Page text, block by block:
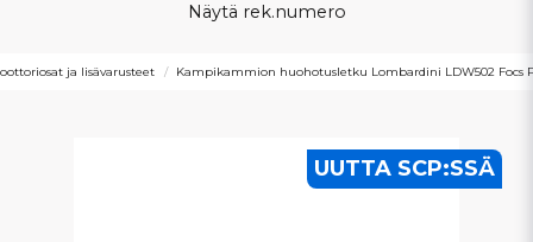
Näytä rek.numero
ja lisävarusteet Kampikammion huohotusletku Lombardini LDW502 Focs
UUTTA SCP:SSÄ